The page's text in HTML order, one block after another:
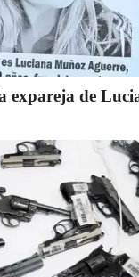
expareja de